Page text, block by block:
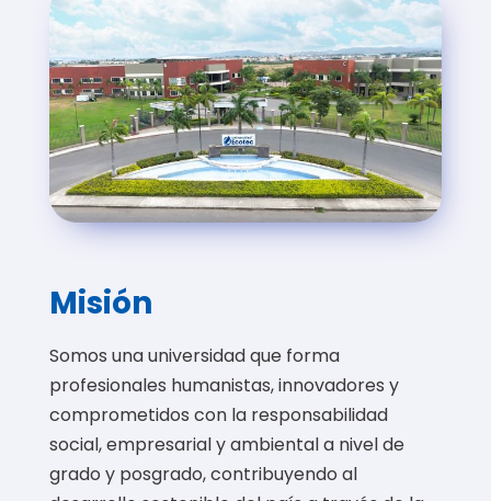
Misión
Somos una universidad que forma
profesionales humanistas, innovadores y
comprometidos con la responsabilidad
social, empresarial y ambiental a nivel de
grado y posgrado, contribuyendo al